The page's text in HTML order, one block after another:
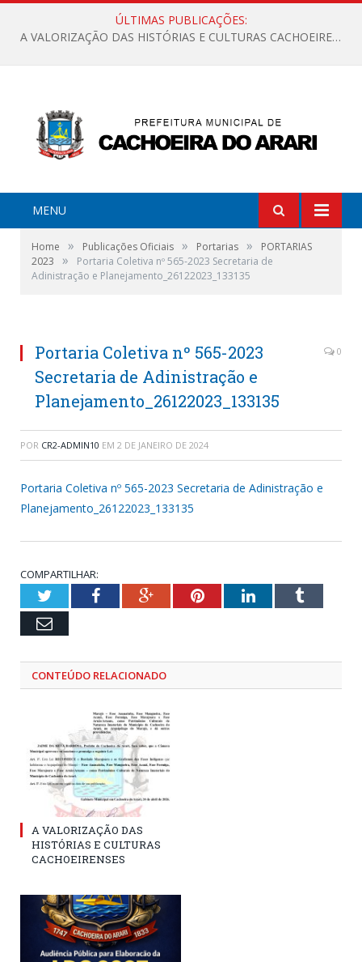
ÚLTIMAS PUBLICAÇÕES:
A VALORIZAÇÃO DAS HISTÓRIAS E CULTURAS CACHOEIRENSES
MENU
Home » Publicações Oficiais » Portarias »
PORTARIAS
2023
»
Portaria Coletiva nº 565-2023 Secretaria de
Adinistração e Planejamento_26122023_133135
Portaria Coletiva nº 565-2023
Secretaria de Adinistração e
Planejamento_26122023_133135
0
POR CR2-ADMIN10 EM 2 DE JANEIRO DE 2024
Portaria Coletiva nº 565-2023 Secretaria de Adinistração e
Planejamento_26122023_133135
COMPARTILHAR:
TwitterFacebookGoogle+PinterestLinkedInTumblr
Email
CONTEÚDO RELACIONADO
A VALORIZAÇÃO DAS
HISTÓRIAS E CULTURAS
CACHOEIRENSES